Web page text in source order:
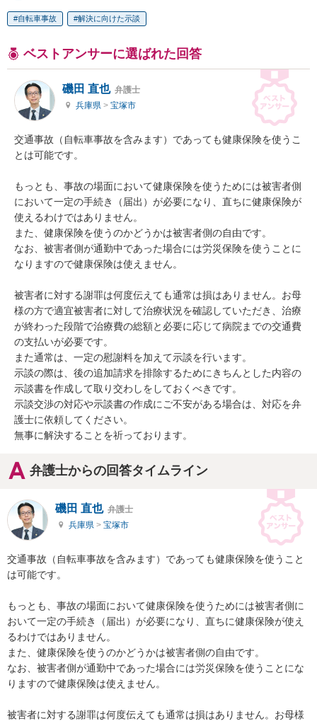
自転車事故 解決に向けた示談
ベストアンサーに選ばれた回答
磯田 直也 弁護士
兵庫県 > 宝塚市
交通事故（自転車事故を含みます）であっても健康保険を使うこ
とは可能です。
もっとも、事故の場面において健康保険を使うためには被害者側
において一定の手続き（届出）が必要になり、直ちに健康保険が
使えるわけではありません。
また、健康保険を使うのかどうかは被害者側の自由です。
なお、被害者側が通勤中であった場合には労災保険を使うことに
なりますので健康保険は使えません。
被害者に対する謝罪は何度伝えても通常は損はありません。お母
様の方で適宜被害者に対して治療状況を確認していただき、治療
が終わった段階で治療費の総額と必要に応じて病院までの交通費
の支払いが必要です。
また通常は、一定の慰謝料を加えて示談を行います。
示談の際は、後の追加請求を排除するためにきちんとした内容の
示談書を作成して取り交わしをしておくべきです。
示談交渉の対応や示談書の作成にご不安がある場合は、対応を弁
護士に依頼してください。
無事に解決することを祈っております。
弁護士からの回答タイムライン
磯田 直也 弁護士
兵庫県 > 宝塚市
交通事故（自転車事故を含みます）であっても健康保険を使うこと
は可能です。
もっとも、事故の場面において健康保険を使うためには被害者側に
おいて一定の手続き（届出）が必要になり、直ちに健康保険が使え
るわけではありません。
また、健康保険を使うのかどうかは被害者側の自由です。
なお、被害者側が通勤中であった場合には労災保険を使うことにな
りますので健康保険は使えません。
被害者に対する謝罪は何度伝えても通常は損はありません。お母様